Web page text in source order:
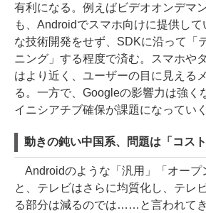
有利になる。例えばビデオオンデマ
も、Androidでスマホ向けに提供して
な技術開発をせず、SDKに沿って「
ニング」する程度で済む。スマホや
はより近く、ユーザーの目に見える
る。一方で、Googleの影響力は強く
イニシアチブ確保が課題になっていく
動きの鈍い中国系、問題は「コス
Androidのような「汎用」「オープ
と、テレビはさらに均質化し、テレ
る部分は減るのでは……と言われて